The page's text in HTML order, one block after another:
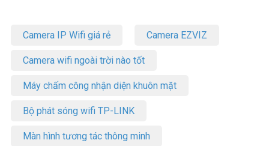
Camera IP Wifi giá rẻ Camera EZVIZ
Camera wifi ngoài trời nào tốt
Máy chấm công nhận diện khuôn mặt
Bộ phát sóng wifi TP-LINK
Màn hình tương tác thông minh